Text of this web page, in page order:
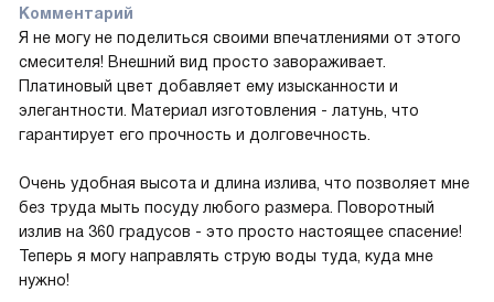
Комментарий
Я не могу не поделиться своими впечатлениями от этого
смесителя! Внешний вид просто завораживает.
Платиновый цвет добавляет ему изысканности и
элегантности. Материал изготовления - латунь, что
гарантирует его прочность и долговечность.
Очень удобная высота и длина излива, что позволяет мне
без труда мыть посуду любого размера. Поворотный
излив на 360 градусов - это просто настоящее спасение!
Теперь я могу направлять струю воды туда, куда мне
нужно!